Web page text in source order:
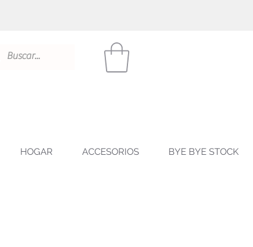
HOGAR ACCESORIOS BYE BYE STOCK